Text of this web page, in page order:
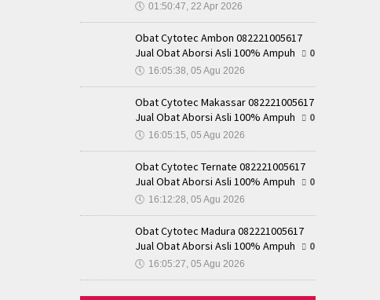
🕔 01:50:47, 22 Apr 2026
Obat Cytotec Ambon 082221005617
Jual Obat Aborsi Asli 100% Ampuh
0
🕔 16:05:38, 05 Agu 2026
Obat Cytotec Makassar 082221005617
Jual Obat Aborsi Asli 100% Ampuh
0
🕔 16:05:15, 05 Agu 2026
Obat Cytotec Ternate 082221005617
Jual Obat Aborsi Asli 100% Ampuh
0
🕔 16:12:28, 05 Agu 2026
Obat Cytotec Madura 082221005617
Jual Obat Aborsi Asli 100% Ampuh
0
🕔 16:05:27, 05 Agu 2026